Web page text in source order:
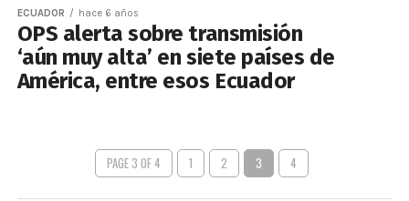
ECUADOR hace 6 años
OPS alerta sobre transmisión
‘aún muy alta’ en siete países de
América, entre esos Ecuador
PAGE 3 OF 4 1 2 3 4